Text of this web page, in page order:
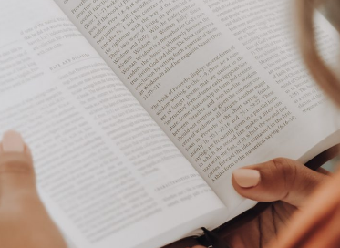
Beranda